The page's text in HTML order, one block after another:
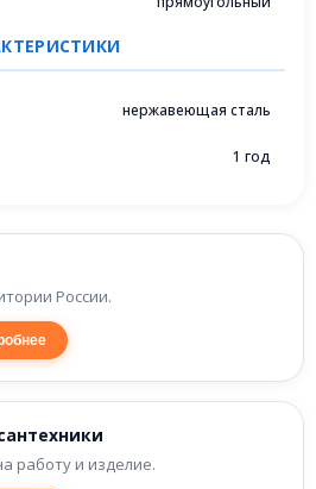
России.
работу и изделие.
нержавеющая сталь
1 год